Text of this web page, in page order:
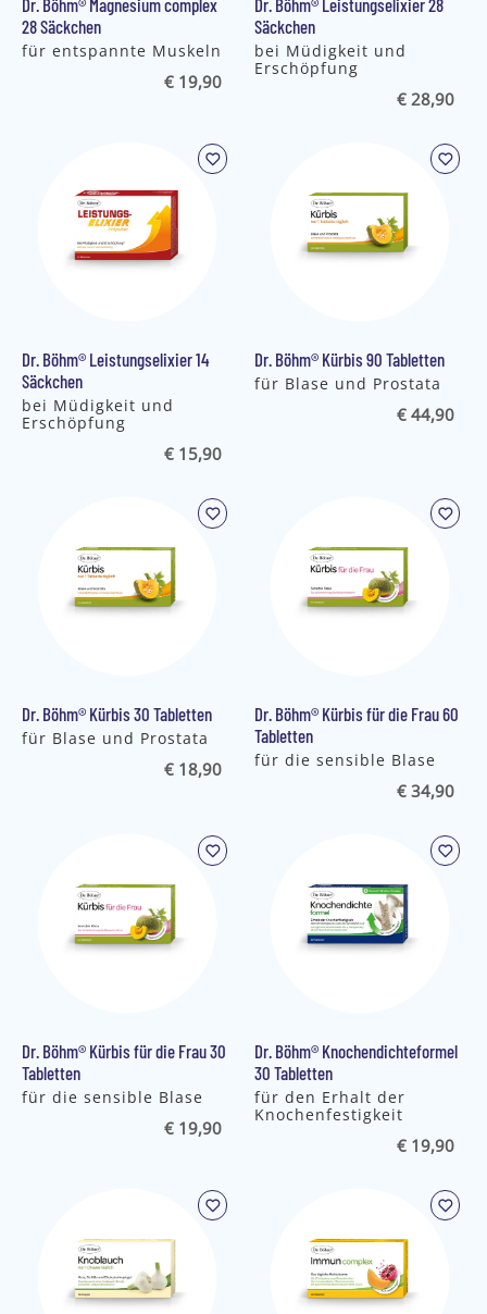
Dr. Böhm® Magnesium complex
28 Säckchen
für entspannte Muskeln
€ 19,90
Dr. Böhm® Leistungselixier 28
Säckchen
bei Müdigkeit und
Erschöpfung
€ 28,90
Dr. Böhm® Leistungselixier 14
Säckchen
bei Müdigkeit und
Erschöpfung
€ 15,90
Dr. Böhm® Kürbis 90 Tabletten
für Blase und Prostata
€ 44,90
Dr. Böhm® Kürbis 30 Tabletten
für Blase und Prostata
€ 18,90
Dr. Böhm® Kürbis für die Frau 60
Tabletten
für die sensible Blase
€ 34,90
Dr. Böhm® Kürbis für die Frau 30
Tabletten
für die sensible Blase
€ 19,90
Dr. Böhm® Knochendichteformel
30 Tabletten
für den Erhalt der
Knochenfestigkeit
€ 19,90